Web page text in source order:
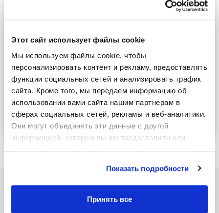
Этот сайт использует файлы cookie
Мы используем файлы cookie, чтобы
персонализировать контент и рекламу, предоставлять
функции социальных сетей и анализировать трафик
сайта. Кроме того, мы передаем информацию об
использовании вами сайта нашим партнерам в
сферах социальных сетей, рекламы и веб-аналитики.
Они могут объединять эти данные с другой
информацией, которую вы им предоставили или
которую они получили в результате использования
Показать подробности
Принять все
? Определить поперечную длину
Определить поперечную длину